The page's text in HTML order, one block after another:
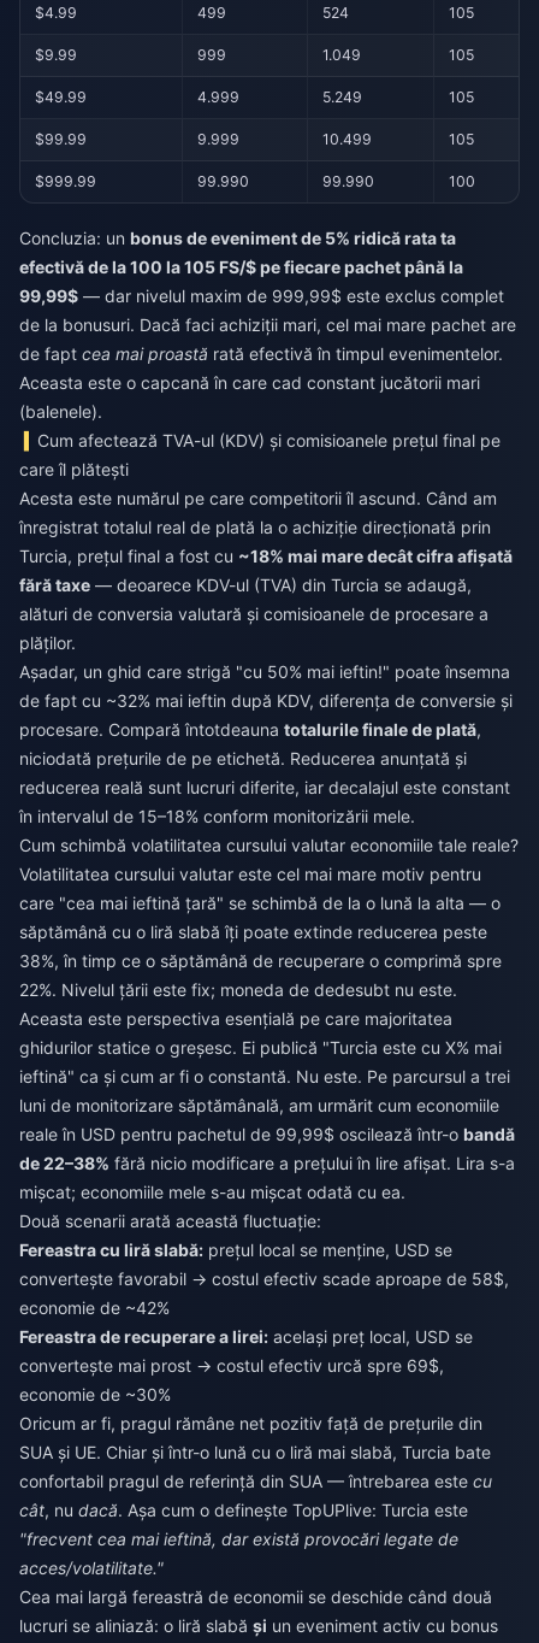
$4.99 499 524 105
$9.99 999 1.049 105
$49.99 4.999 5.249 105
$99.99 9.999 10.499 105
$999.99 99.990 99.990 100
Concluzia: un bonus de eveniment de 5% ridică rata ta
efectivă de la 100 la 105 FS/$ pe fiecare pachet până la
99,99$ — dar nivelul maxim de 999,99$ este exclus complet
de la bonusuri. Dacă faci achiziții mari, cel mai mare pachet are
de fapt cea mai proastă rată efectivă în timpul evenimentelor.
Aceasta este o capcană în care cad constant jucătorii mari
(balenele).
Cum afectează TVA-ul (KDV) și comisioanele prețul final pe
care îl plătești
Acesta este numărul pe care competitorii îl ascund. Când am
înregistrat totalul real de plată la o achiziție direcționată prin
Turcia, prețul final a fost cu ~18% mai mare decât cifra afișată
fără taxe — deoarece KDV-ul (TVA) din Turcia se adaugă,
alături de conversia valutară și comisioanele de procesare a
plăților.
Așadar, un ghid care strigă "cu 50% mai ieftin!" poate însemna
de fapt cu ~32% mai ieftin după KDV, diferența de conversie și
procesare. Compară întotdeauna totalurile finale de plată,
niciodată prețurile de pe etichetă. Reducerea anunțată și
reducerea reală sunt lucruri diferite, iar decalajul este constant
în intervalul de 15–18% conform monitorizării mele.
Cum schimbă volatilitatea cursului valutar economiile tale reale?
Volatilitatea cursului valutar este cel mai mare motiv pentru
care "cea mai ieftină țară" se schimbă de la o lună la alta — o
săptămână cu o liră slabă îți poate extinde reducerea peste
38%, în timp ce o săptămână de recuperare o comprimă spre
22%. Nivelul țării este fix; moneda de dedesubt nu este.
Aceasta este perspectiva esențială pe care majoritatea
ghidurilor statice o greșesc. Ei publică "Turcia este cu X% mai
ieftină" ca și cum ar fi o constantă. Nu este. Pe parcursul a trei
luni de monitorizare săptămânală, am urmărit cum economiile
reale în USD pentru pachetul de 99,99$ oscilează într-o bandă
de 22–38% fără nicio modificare a prețului în lire afișat. Lira s-a
mișcat; economiile mele s-au mișcat odată cu ea.
Două scenarii arată această fluctuație:
Fereastra cu liră slabă: prețul local se menține, USD se
convertește favorabil → costul efectiv scade aproape de 58$,
economie de ~42%
Fereastra de recuperare a lirei: același preț local, USD se
convertește mai prost → costul efectiv urcă spre 69$,
economie de ~30%
Oricum ar fi, pragul rămâne net pozitiv față de prețurile din
SUA și UE. Chiar și într-o lună cu o liră mai slabă, Turcia bate
confortabil pragul de referință din SUA — întrebarea este cu
cât, nu dacă. Așa cum o definește TopUPlive: Turcia este
"frecvent cea mai ieftină, dar există provocări legate de
acces/volatilitate."
Cea mai largă fereastră de economii se deschide când două
lucruri se aliniază: o liră slabă și un eveniment activ cu bonus